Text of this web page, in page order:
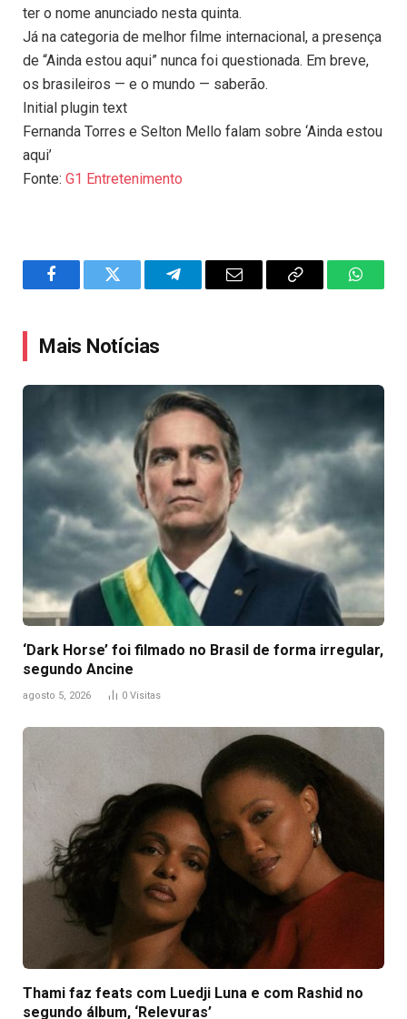
ter o nome anunciado nesta quinta.
Já na categoria de melhor filme internacional, a presença
de “Ainda estou aqui” nunca foi questionada. Em breve,
os brasileiros — e o mundo — saberão.
Initial plugin text
Fernanda Torres e Selton Mello falam sobre ‘Ainda estou
aqui’
Fonte: G1 Entretenimento
FacebookTwitter TelegramEmail
Copy
Mais Notícias
‘Dark Horse’ foi filmado no Brasil de forma irregular,
segundo Ancine
agosto 5, 2026 0 Visitas
Thami faz feats com Luedji Luna e com Rashid no
segundo álbum, ‘Relevuras’